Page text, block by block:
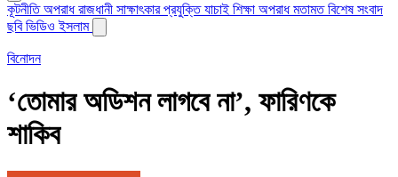
কূটনীতিঅপরাধরাজধানী সাক্ষাৎকারপ্রযুক্তিযাচাই শিক্ষা অপরাধমতামতবিশেষ সংবাদ
ছবিভিডিওইসলাম
বিনোদন
‘তোমার অডিশন লাগবে না’, ফারিণকে
শাকিব